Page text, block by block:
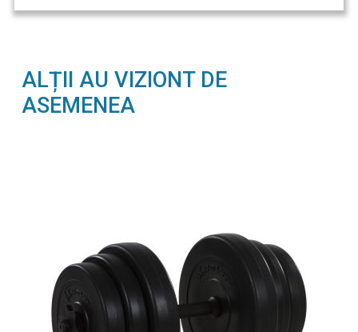
ALȚII AU VIZIONT DE
ASEMENEA